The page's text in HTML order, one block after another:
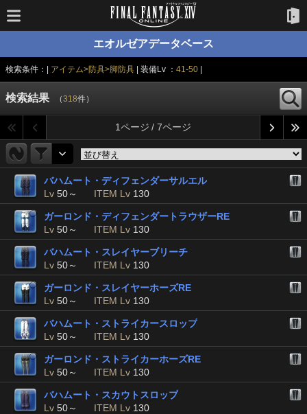
エオルゼアデータベース
検索条件：| アイテム>防具>脚防具 | 装備Lv ： 41-50|
検索結果 （318件）
1ページ / 7ページ
バハムート・ディフェンダーサルエル
Lv 50～ ITEM Lv 130
ガーロンド・ディフェンダートラウザーRE
Lv 50～ ITEM Lv 130
バハムート・スレイヤーブリーチ
Lv 50～ ITEM Lv 130
ガーロンド・スレイヤーホーズRE
Lv 50～ ITEM Lv 130
バハムート・ストライカースロップ
Lv 50～ ITEM Lv 130
ガーロンド・ストライカーホーズRE
Lv 50～ ITEM Lv 130
バハムート・スカウトスロップ
Lv 50～ ITEM Lv 130